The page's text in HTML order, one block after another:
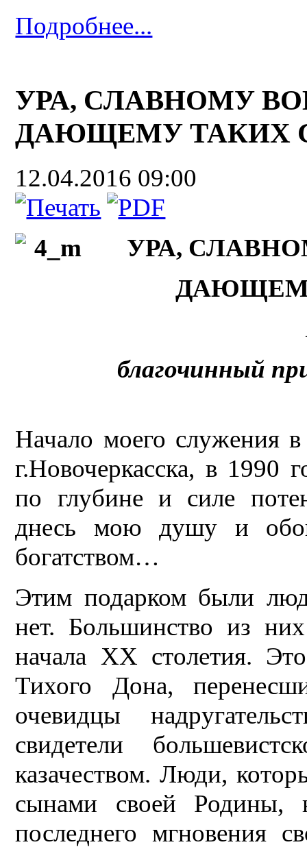
Подробнее...
УРА, СЛАВНОМУ
ДАЮЩЕМУ ТАКИХ
12.04.2016 09:00
УРА,
благочинный
Начало моего служения
г.Новочеркасска, в 1990
по глубине и силе
днесь мою душу и
богатством…
Этим подарком были
нет. Большинство из
начала XX столетия.
Тихого Дона,
очевидцы
свидетели
казачеством. Люди,
сынами своей Родины,
последнего мгновения